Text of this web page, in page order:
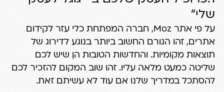
שלי"
על פי אתר Moz
, חברה המפתחת כלי עזר לקידום
אתרים, זהו הגורם החשוב ביותר בנוגע לדירוג של
תוצאות מקומיות. והחדשות הטובות הן שיש לכם
שליטה כמעט מלאה עליו. זהו שוב המקום להזכיר לכם
להסתכל במדריך שלנו אם עוד לא עשיתם זאת.